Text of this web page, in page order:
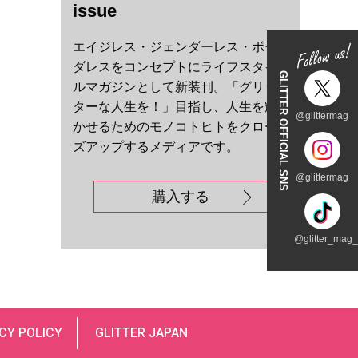
GLITTER OFFICIAL SNS @glittermag
@glittermag
issue
エイジレス・ジェンダーレス・ボー
ダレスをコンセプトにライフスタイ
ルマガジンとして新装刊。「グリッ
ターな人生を！」目指し、人生を輝
かせるためのモノコトヒトをクロー
ズアップするメディアです。
購入する
POLICY GLITTER JAPAN